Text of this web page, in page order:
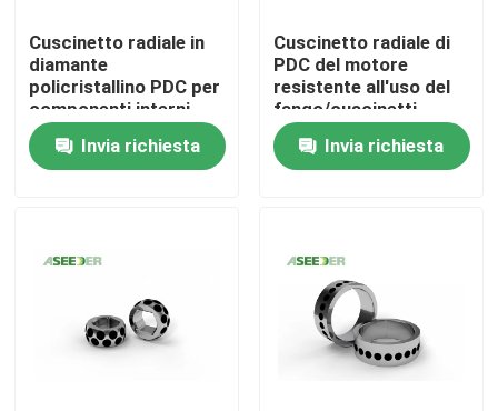
Casa
Riguardo a noi
Cuscinetto radiale in
diamante
policristallino PDC per
componenti interni
dello strumento di
foraturaInvia richiesta
Cuscinetto radiale di
PDC del motore
resistente all'uso del
fango/cuscinetti
radiali del carburo di
tungstenoInvia richiesta